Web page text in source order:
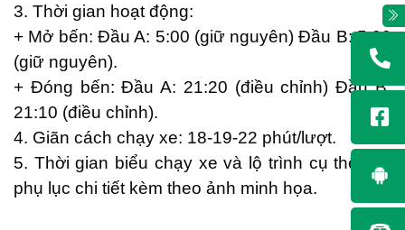
3. Thời gian hoạt động:
+ Mở bến: Đầu A: 5:00 (giữ nguyên) Đầu B: 5:00
(giữ nguyên).
+ Đóng bến: Đầu A: 21:20 (điều chỉnh) Đầu B:
21:10 (điều chỉnh).
4. Giãn cách chạy xe: 18-19-22 phút/lượt.
5. Thời gian biểu chạy xe và lộ trình cụ thể: Có
phụ lục chi tiết kèm theo ảnh minh họa.